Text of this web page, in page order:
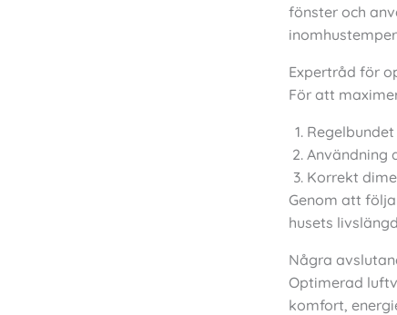
fönster och
Expertråd för
För att
Användning
Korrekt
Genom att
husets
Några
Optimerad
komfort,